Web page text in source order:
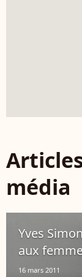
média
Yves
aux
16 mars 2011